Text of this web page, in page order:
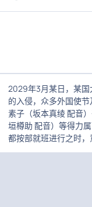
2029年3月某日，某
的入侵，众多外国使
素子（坂本真绫 配音
垣樽助 配音）等得力
都按部就班进行之时，